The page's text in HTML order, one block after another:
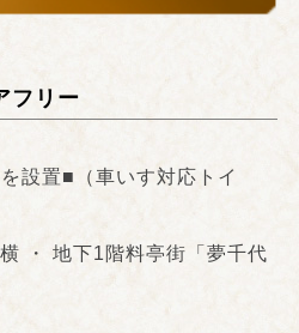
フリー
設置■（車いす対応トイ
・ 地下1階料亭街「夢千代